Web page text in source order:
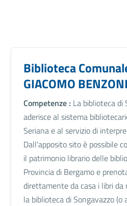
Biblioteca
GIACOMO BENZONI
Competenze : La biblioteca di
aderisce al sistema
Seriana e al servizio di
Dall'apposito sito è possibile
il patrimonio librario delle
Provincia di Bergamo e
direttamente da casa i libri da
la biblioteca di Songavazzo (o